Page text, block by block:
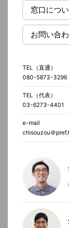
窓口につ
お問い合
TEL（直通）
080-5873-3296
TEL（代表）
03-6273-4401
e-mail
chisouzou＠